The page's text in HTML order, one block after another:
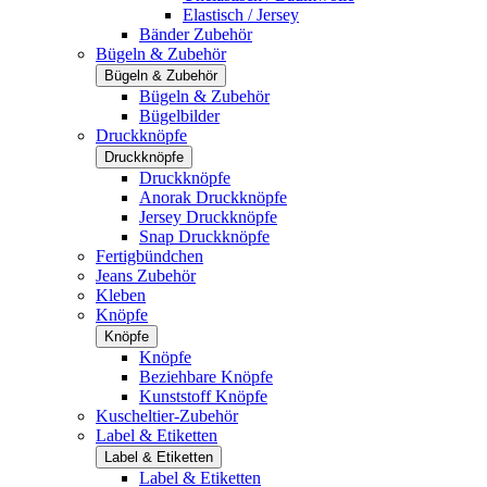
Elastisch / Jersey
Bänder Zubehör
Bügeln & Zubehör
Bügeln & Zubehör
Bügeln & Zubehör
Bügelbilder
Druckknöpfe
Druckknöpfe
Druckknöpfe
Anorak Druckknöpfe
Jersey Druckknöpfe
Snap Druckknöpfe
Fertigbündchen
Jeans Zubehör
Kleben
Knöpfe
Knöpfe
Knöpfe
Beziehbare Knöpfe
Kunststoff Knöpfe
Kuscheltier-Zubehör
Label & Etiketten
Label & Etiketten
Label & Etiketten